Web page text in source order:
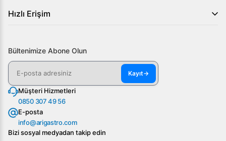
Hızlı Erişim
Bültenimize Abone Olun
Kayıt→
Müşteri Hizmetleri
0850 307 49 56
E-posta
info@arigastro.com
Bizi sosyal medyadan takip edin